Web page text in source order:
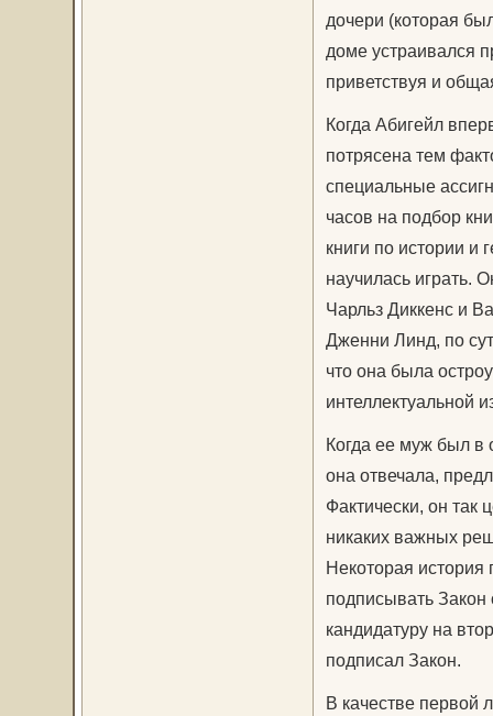
дочери (которая
доме устраивался
приветствуя и
Когда Абигейл
потрясена тем
специальные
часов на подбор
книги по истории и
научилась играть.
Чарльз Диккенс и
Дженни Линд, по
что она была
интеллектуальной
Когда ее муж был в
она отвечала,
Фактически, он так
никаких важных
Некоторая история
подписывать Закон
кандидатуру на
подписал Закон.
В качестве первой